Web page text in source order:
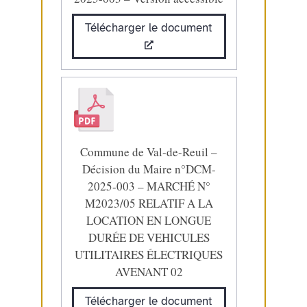
Télécharger le document
Commune de Val-de-Reuil –
Décision du Maire n°DCM-
2025-003 – MARCHÉ N°
M2023/05 RELATIF A LA
LOCATION EN LONGUE
DURÉE DE VEHICULES
UTILITAIRES ÉLECTRIQUES
AVENANT 02
Télécharger le document